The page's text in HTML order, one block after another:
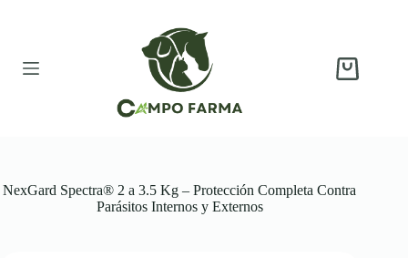
Carro
NexGard Spectra® 2 a 3.5 Kg – Protección Completa Contra
Parásitos Internos y Externos